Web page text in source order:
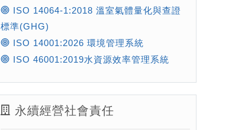
ISO 14064-1:2018 溫室氣體量化與查證
標準(GHG)
ISO 14001:2026 環境管理系統
ISO 46001:2019水資源效率管理系統
永續經營社會責任